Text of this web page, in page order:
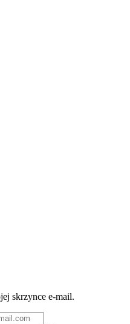
skrzynce e-mail.